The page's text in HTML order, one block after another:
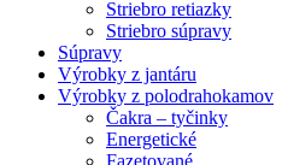
Striebro retiazky
Striebro súpravy
Súpravy
Výrobky z jantáru
Výrobky z polodrahokamov
Čakra – tyčinky
Energetické
Fazetované